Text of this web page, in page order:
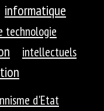
informatique
technologie
intellectuels
d'Etat